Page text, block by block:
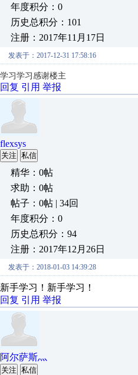
年度积分：0
历史总积分：101
注册：2017年11月17日
发表于：2017-12-31 17:58:16
学习学习感谢楼主
回复 引用 举报
flexsys
关注 私信
精华：0帖
求助：0帖
帖子：0帖 | 34回
年度积分：0
历史总积分：94
注册：2017年12月26日
发表于：2018-01-03 14:39:28
新手学习！新手学习！
回复 引用 举报
阿尔萨斯灬
关注 私信